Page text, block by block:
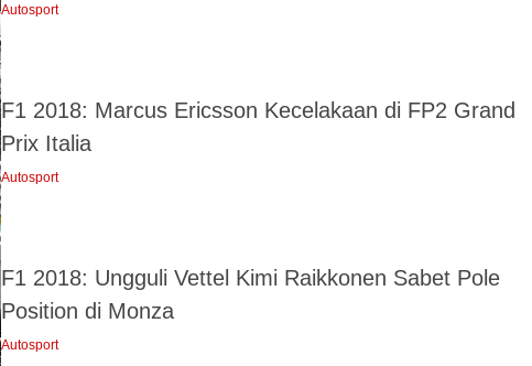
Autosport
F1 2018: Marcus Ericsson Kecelakaan di FP2 Grand
Prix Italia
Autosport
F1 2018: Ungguli Vettel Kimi Raikkonen Sabet Pole
Position di Monza
Autosport